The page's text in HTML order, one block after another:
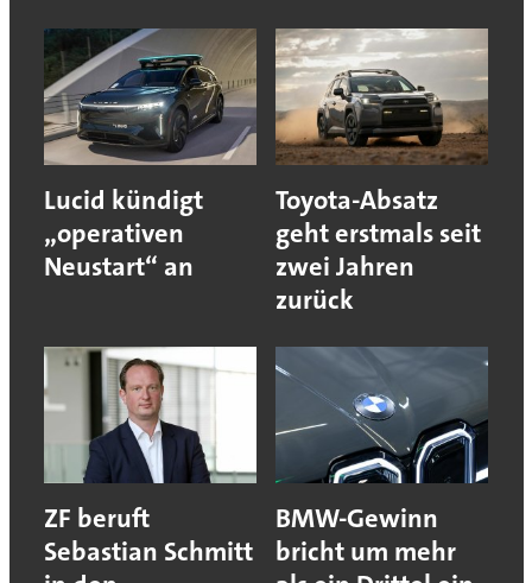
Lucid kündigt
„operativen
Neustart“ an
Toyota-Absatz
geht erstmals seit
zwei Jahren
zurück
ZF beruft
Sebastian Schmitt
BMW-Gewinn
bricht um mehr